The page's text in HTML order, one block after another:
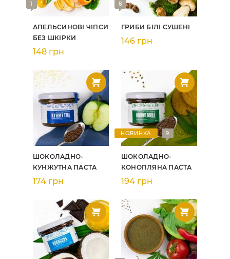
1
АПЕЛЬСИНОВІ ЧІПСИ
БЕЗ ШКІРКИ
148 грн
8
ГРИБИ БІЛІ СУШЕНІ
146 грн
ШОКОЛАДНО-
КУНЖУТНА ПАСТА
174 грн
НОВИНКА 9
ШОКОЛАДНО-
КОНОПЛЯНА ПАСТА
194 грн